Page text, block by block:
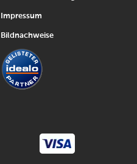
Impressum
Bildnachweise